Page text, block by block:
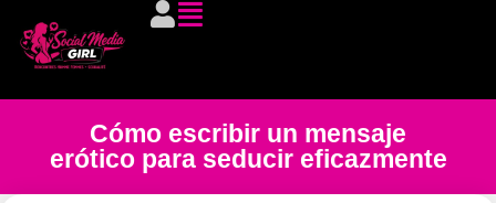
Cómo escribir un mensaje
erótico para seducir eficazmente